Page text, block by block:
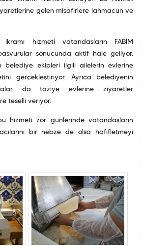
gelen misafirlere lahmacun ve
ikramı hizmeti vatandaşların FABİM
sonucunda aktif hale geliyor.
belediye ekipleri ilgili ailelerin evlerine
gerçekleştiriyor. Ayrıca belediyenin
da taziye evlerine ziyaretler
teselli veriyor.
hizmeti zor günlerinde vatandaşların
bir nebze de olsa hafifletmeyi